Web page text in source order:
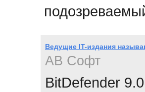
Ведущие IT-издания
АВ Софт
BitDefender